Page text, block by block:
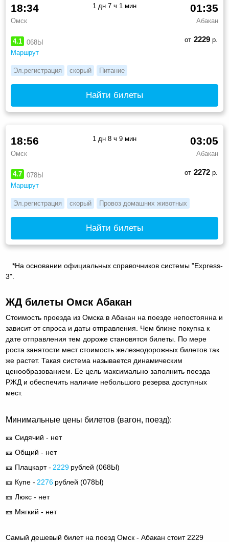
4.1
068Ы
Маршрут
18:34
Омск
01:35
Абакан
1 дн 7 ч 1 мин
от 2229р.
Эл.регистрация скорый Питание
Найти билеты
4.7
078Ы
Маршрут
18:56
Омск
03:05
Абакан
1 дн 8 ч 9 мин
от 2272р.
Эл.регистрация скорый Провоз домашних животных
Найти билеты
*На основании официальных справочников системы "Express-
3".
ЖД билеты Омск Абакан
Стоимость проезда из Омска в Абакан на поезде непостоянна и
зависит от спроса и даты отправления. Чем ближе покупка к
дате отправления тем дороже становятся билеты. По мере
роста занятости мест стоимость железнодорожных билетов так
же растет. Такая система называется динамическим
ценообразованием. Ее цель максимально заполнить поезда
РЖД и обеспечить наличие небольшого резерва доступных
мест.
Минимальные цены билетов (вагон, поезд):
🎫 Сидячий - нет
🎫 Общий - нет
🎫 Плацкарт - 2229 рублей (068Ы)
🎫 Купе - 2276 рублей (078Ы)
🎫 Люкс - нет
🎫 Мягкий - нет
Самый дешевый билет на поезд Омск - Абакан стоит 2229